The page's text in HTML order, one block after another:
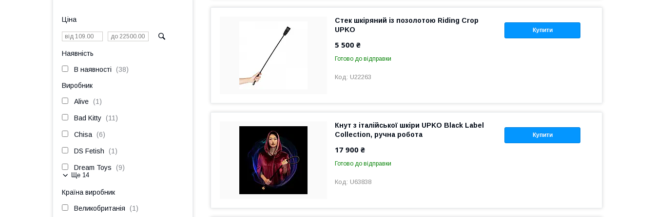
Купити
Стек шкіряний із позолотою Riding Crop
UPKO
5 500 ₴
Готово до відправки
U22263
Купити
Кнут з італійської шкіри UPKO Black Label
Collection, ручна робота
17 900 ₴
Готово до відправки
U63838
Ціна
Наявність
В наявності 38
Виробник
Alive 1
Bad Kitty 11
Chisa 6
DS Fetish 1
Dream Toys 9
Ще 14
Країна виробник
Великобританія 1